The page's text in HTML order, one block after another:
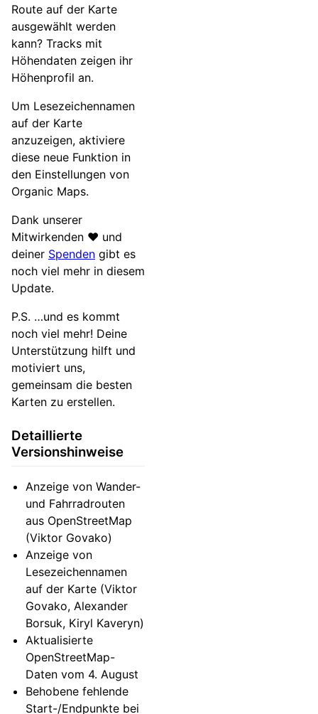
Route auf der Karte
ausgewählt werden
kann? Tracks mit
Höhendaten zeigen ihr
Höhenprofil an.
Um Lesezeichennamen
auf der Karte
anzuzeigen, aktiviere
diese neue Funktion in
den Einstellungen von
Organic Maps.
Dank unserer
Mitwirkenden ❤️ und
deiner Spenden gibt es
noch viel mehr in diesem
Update.
P.S. …und es kommt
noch viel mehr! Deine
Unterstützung hilft und
motiviert uns,
gemeinsam die besten
Karten zu erstellen.
Detaillierte
Versionshinweise
Anzeige von Wander-
und Fahrradrouten
aus OpenStreetMap
(Viktor Govako)
Anzeige von
Lesezeichennamen
auf der Karte (Viktor
Govako, Alexander
Borsuk, Kiryl Kaveryn)
Aktualisierte
OpenStreetMap-
Daten vom 4. August
Behobene fehlende
Start-/Endpunkte bei